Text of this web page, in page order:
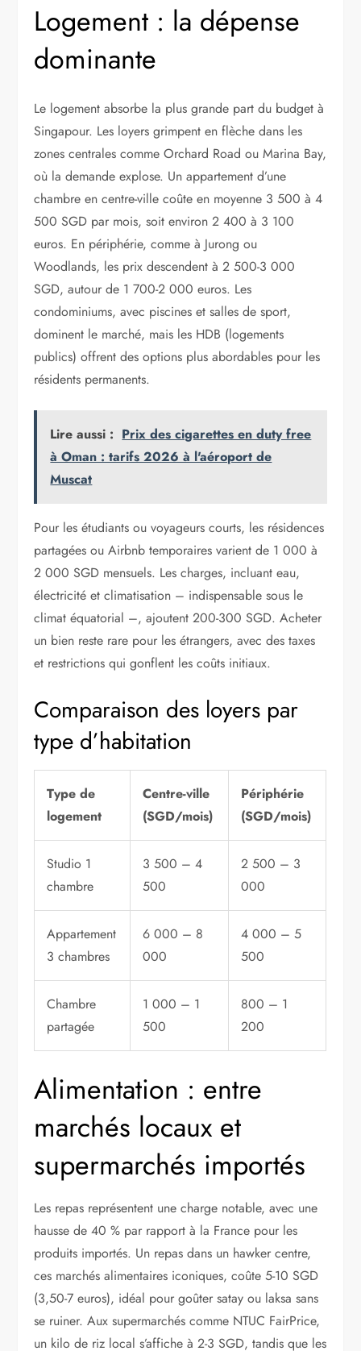
Logement : la dépense
dominante
Le logement absorbe la plus grande part du budget à
Singapour. Les loyers grimpent en flèche dans les
zones centrales comme Orchard Road ou Marina Bay,
où la demande explose. Un appartement d’une
chambre en centre-ville coûte en moyenne 3 500 à 4
500 SGD par mois, soit environ 2 400 à 3 100
euros. En périphérie, comme à Jurong ou
Woodlands, les prix descendent à 2 500-3 000
SGD, autour de 1 700-2 000 euros. Les
condominiums, avec piscines et salles de sport,
dominent le marché, mais les HDB (logements
publics) offrent des options plus abordables pour les
résidents permanents.
Lire aussi : Prix des cigarettes en duty free
à Oman : tarifs 2026 à l'aéroport de
Muscat
Pour les étudiants ou voyageurs courts, les résidences
partagées ou Airbnb temporaires varient de 1 000 à
2 000 SGD mensuels. Les charges, incluant eau,
électricité et climatisation – indispensable sous le
climat équatorial –, ajoutent 200-300 SGD. Acheter
un bien reste rare pour les étrangers, avec des taxes
et restrictions qui gonflent les coûts initiaux.
Comparaison des loyers par
type d’habitation
Type de
logement
Centre-ville
(SGD/mois)
Périphérie
(SGD/mois)
Studio 1
chambre
3 500 – 4
500
2 500 – 3
000
Appartement
3 chambres
6 000 – 8
000
4 000 – 5
500
Chambre
partagée
1 000 – 1
500
800 – 1
200
Alimentation : entre
marchés locaux et
supermarchés importés
Les repas représentent une charge notable, avec une
hausse de 40 % par rapport à la France pour les
produits importés. Un repas dans un hawker centre,
ces marchés alimentaires iconiques, coûte 5-10 SGD
(3,50-7 euros), idéal pour goûter satay ou laksa sans
se ruiner. Aux supermarchés comme NTUC FairPrice,
un kilo de riz local s’affiche à 2-3 SGD, tandis que les